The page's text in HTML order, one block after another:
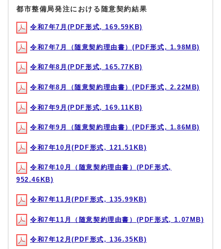
都市整備局発注における随意契約結果
令和7年7月(PDF形式, 169.59KB)
令和7年7月（随意契約理由書）(PDF形式, 1.98MB)
令和7年8月(PDF形式, 165.77KB)
令和7年8月（随意契約理由書）(PDF形式, 2.22MB)
令和7年9月(PDF形式, 169.11KB)
令和7年9月（随意契約理由書）(PDF形式, 1.86MB)
令和7年10月(PDF形式, 121.51KB)
令和7年10月（随意契約理由書）(PDF形式,
952.46KB)
令和7年11月(PDF形式, 135.99KB)
令和7年11月（随意契約理由書）(PDF形式, 1.07MB)
令和7年12月(PDF形式, 136.35KB)